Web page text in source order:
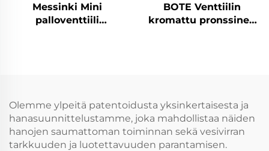
Messinki Mini
palloventtiili
BOTE Venttiilin
kromattu pronssinen
Olemme ylpeitä patentoidusta yksinkertaisesta ja
hanasuunnittelustamme, joka mahdollistaa näiden
hanojen saumattoman toiminnan sekä vesivirran
tarkkuuden ja luotettavuuden parantamisen.